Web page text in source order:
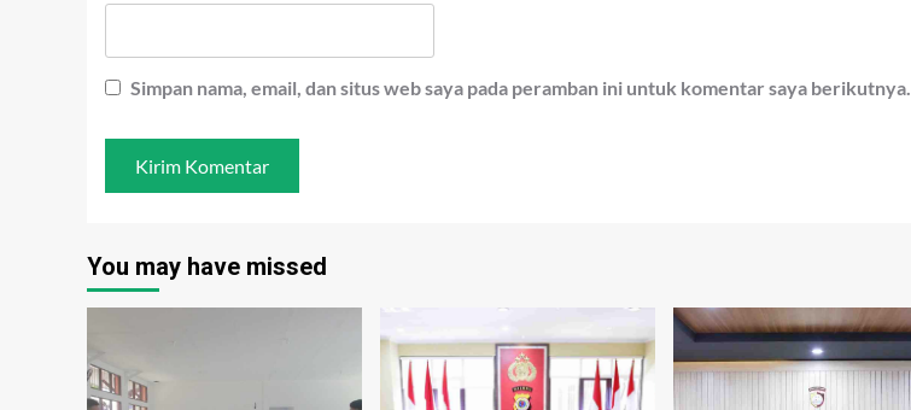
Simpan nama, email, dan situs web saya pada peramban ini untuk komentar saya berikutnya.
You may have missed